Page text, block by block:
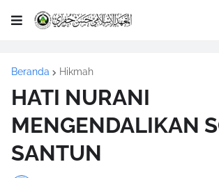
Beranda Hikmah
HATI NURANI
MENGENDALIKAN
SANTUN